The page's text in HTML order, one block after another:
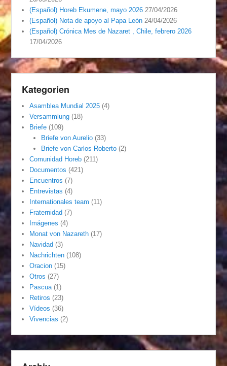
(Español) Horeb Ekumene, mayo 2026 27/04/2026
(Español) Nota de apoyo al Papa León 24/04/2026
(Español) Crónica Mes de Nazaret , Chile, febrero 2026
17/04/2026
Kategorien
Asamblea Mundial 2025 (4)
Versammlung (18)
Briefe (109)
Briefe von Aurelio(33)
Briefe von Carlos Roberto(2)
Comunidad Horeb (211)
Documentos (421)
Encuentros (7)
Entrevistas (4)
Internationales team (11)
Fraternidad (7)
Imágenes (4)
Monat von Nazareth (17)
Navidad (3)
Nachrichten (108)
Oracion (15)
Otros (27)
Pascua (1)
Retiros (23)
Vídeos (36)
Vivencias (2)